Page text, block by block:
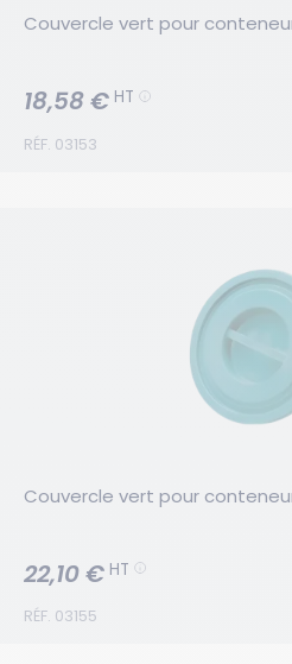
Couvercle vert pour
RÉF. 03153
18,58 € HT
Couvercle vert pour conteneur
RÉF. 03155
22,10 € HT